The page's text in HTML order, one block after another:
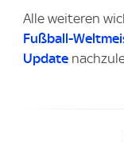
Alle weiteren
Fußball-
Update